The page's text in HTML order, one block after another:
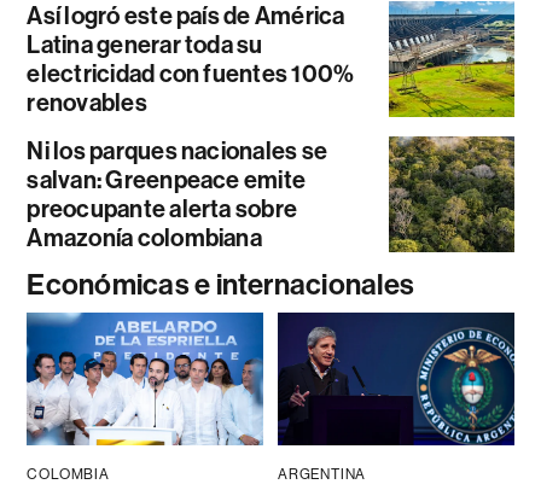
Así logró este país de América
Latina generar toda su
electricidad con fuentes 100%
renovables
Ni los parques nacionales se
salvan: Greenpeace emite
preocupante alerta sobre
Amazonía colombiana
Económicas e internacionales
COLOMBIA ARGENTINA